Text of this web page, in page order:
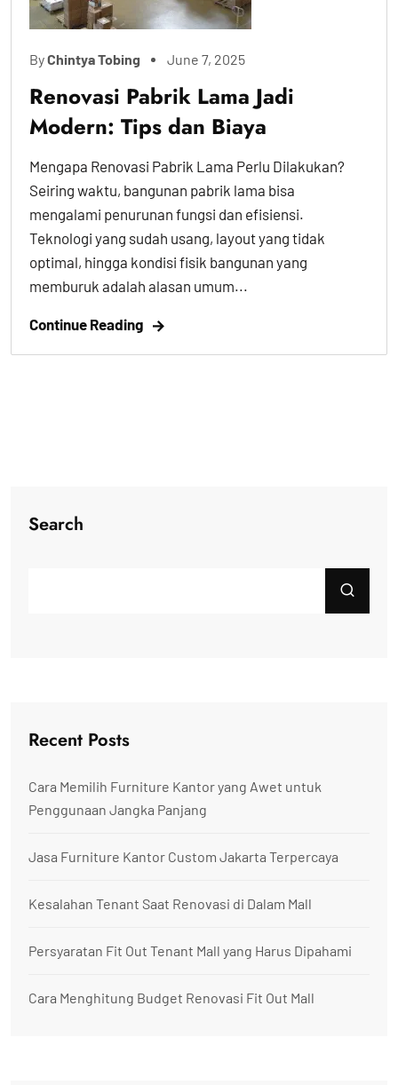
ByChintya Tobing June 7, 2025
Renovasi Pabrik Lama Jadi
Modern: Tips dan Biaya
Mengapa Renovasi Pabrik Lama Perlu Dilakukan?
Seiring waktu, bangunan pabrik lama bisa
mengalami penurunan fungsi dan efisiensi.
Teknologi yang sudah usang, layout yang tidak
optimal, hingga kondisi fisik bangunan yang
memburuk adalah alasan umum...
Continue Reading
Search
Recent Posts
Cara Memilih Furniture Kantor yang Awet untuk
Penggunaan Jangka Panjang
Jasa Furniture Kantor Custom Jakarta Terpercaya
Kesalahan Tenant Saat Renovasi di Dalam Mall
Persyaratan Fit Out Tenant Mall yang Harus Dipahami
Cara Menghitung Budget Renovasi Fit Out Mall